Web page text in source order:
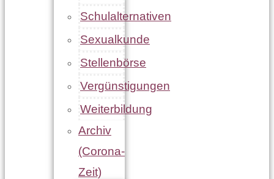
Schulalternativen
Sexualkunde
Stellenbörse
Vergünstigungen
Weiterbildung
Archiv
(Corona-
Zeit)